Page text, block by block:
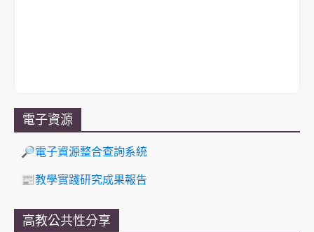
電子資源
🔎電子資源整合查詢系統
📰教學實踐研究成果報告
高教公共性分享